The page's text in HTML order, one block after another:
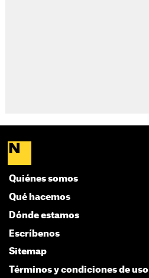
Quiénes somos
Qué hacemos
Dónde estamos
Escríbenos
Sitemap
Términos y condiciones de uso